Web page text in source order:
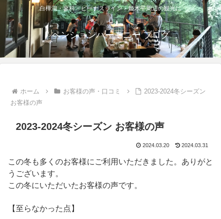
白樺湖・蓼科・ビーナスライン・姫木平周辺の観光に
ペンションハーモニー ブログ
ホーム お客様の声・口コミ
2023-2024冬シーズン
お客様の声
2023-2024冬シーズン お客様の声
2024.03.20 2024.03.31
この冬も多くのお客様にご利用いただきました。ありがと
うございます。
この冬にいただいたお客様の声です。
【至らなかった点】